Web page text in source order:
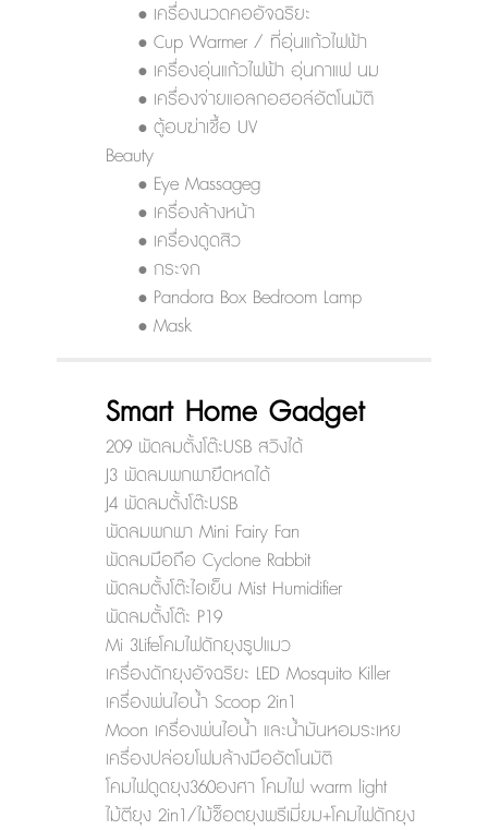
• เครื่องนวดคออัจฉริยะ
• Cup Warmer / ที่อุ่นแก้วไฟฟ้า
• เครื่องอุ่นแก้วไฟฟ้า อุ่นกาแฟ นม
• เครื่องจ่ายแอลกอฮอล์อัตโนมัติ
• ตู้อบฆ่าเชื้อ UV
Beauty
• Eye Massageg
• เครื่องล้างหน้า
• เครื่องดูดสิว
• กระจก
• Pandora Box Bedroom Lamp
• Mask
Smart Home Gadget
209 พัดลมตั้งโต๊ะUSB สวิงได้
J3 พัดลมพกพายืดหดได้
J4 พัดลมตั้งโต๊ะUSB
พัดลมพกพา Mini Fairy Fan
พัดลมมือถือ Cyclone Rabbit
พัดลมตั้งโต๊ะไอเย็น Mist Humidifier
พัดลมตั้งโต๊ะ P19
Mi 3Lifeโคมไฟดักยุงรูปแมว
เครื่องดักยุงอัจฉริยะ LED Mosquito Killer
เครื่องพ่นไอน้ำ Scoop 2in1
Moon เครื่องพ่นไอน้ำ และน้ำมันหอมระเหย
เครื่องปล่อยโฟมล้างมืออัตโนมัติ
โคมไฟดูดยุง360องศา โคมไฟ warm light
ไม้ตียุง 2in1/ไม้ช็อตยุงพรีเมี่ยม+โคมไฟดักยุง